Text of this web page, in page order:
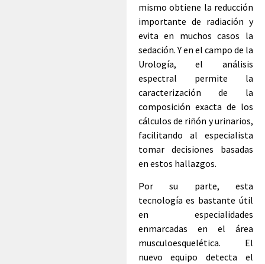
mismo obtiene la reducción
importante de radiación y
evita en muchos casos la
sedación. Y en el campo de la
Urología, el análisis
espectral permite la
caracterización de la
composición exacta de los
cálculos de riñón y urinarios,
facilitando al especialista
tomar decisiones basadas
en estos hallazgos.
Por su parte, esta
tecnología es bastante útil
en especialidades
enmarcadas en el área
musculoesquelética. El
nuevo equipo detecta el